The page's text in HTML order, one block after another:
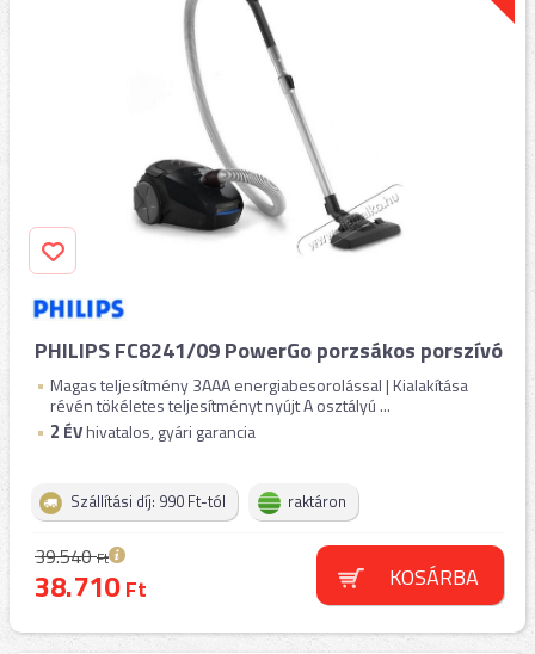
PHILIPS FC8241/09 PowerGo porzsákos porszívó
Magas teljesítmény 3AAA energiabesorolással | Kialakítása
révén tökéletes teljesítményt nyújt A osztályú ...
2 ÉVhivatalos, gyári garancia
Szállítási díj: 990 Ft-tól raktáron
39.540Ft
38.710Ft KOSÁRBA